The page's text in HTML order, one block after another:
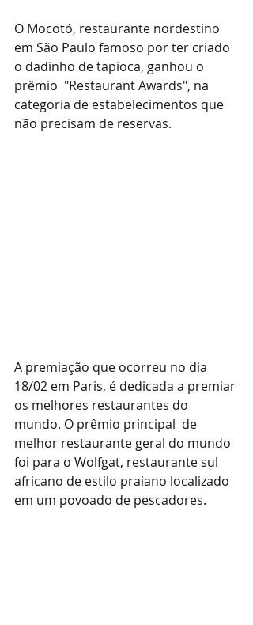
O Mocotó, restaurante nordestino
em São Paulo famoso por ter criado
o dadinho de tapioca, ganhou o
prêmio  "Restaurant Awards", na
categoria de estabelecimentos que
não precisam de reservas.
A premiação que ocorreu no dia
18/02 em Paris, é dedicada a premiar
os melhores restaurantes do
mundo. O prêmio principal  de
melhor restaurante geral do mundo
foi para o Wolfgat, restaurante sul
africano de estilo praiano localizado
em um povoado de pescadores.